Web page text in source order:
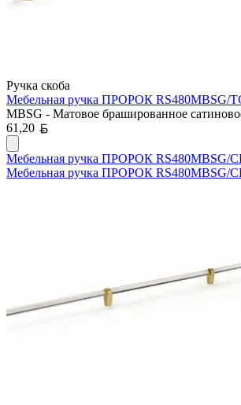
Ручка скоба
Мебельная ручка ПРОРОК RS480MBSG/
MBSG - Матовое брашированное
61,20
Мебельная ручка ПРОРОК RS480MBSG/
Мебельная ручка ПРОРОК RS480MBSG/